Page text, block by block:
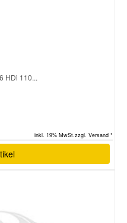
HDi 110...
inkl. 19% MwSt.zzgl. Versand *